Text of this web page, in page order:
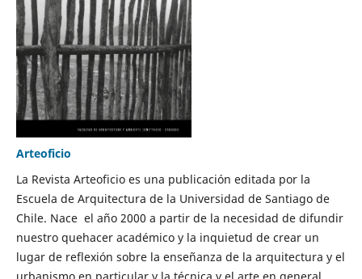
Arteoficio
La Revista Arteoficio es una publicación editada por la
Escuela de Arquitectura de la Universidad de Santiago de
Chile. Nace el año 2000 a partir de la necesidad de difundir
nuestro quehacer académico y la inquietud de crear un
lugar de reflexión sobre la enseñanza de la arquitectura y el